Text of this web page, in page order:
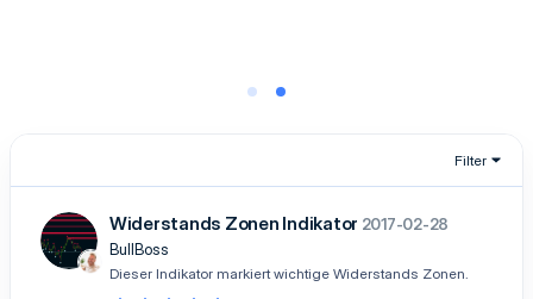
Filter
Widerstands Zonen Indikator 2017-02-28
BullBoss
Dieser Indikator markiert wichtige Widerstands Zonen.